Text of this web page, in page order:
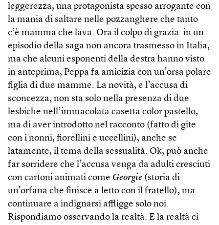
leggerezza, una protagonista spesso arrogante con
la mania di saltare nelle pozzanghere che tanto
c’è mamma che lava. Ora il colpo di grazia: in un
episodio della saga non ancora trasmesso in Italia,
ma che alcuni esponenti della destra hanno visto
in anteprima, Peppa fa amicizia con un’orsa polare
figlia di due mamme. La novità, e l’accusa di
sconcezza, non sta solo nella presenza di due
lesbiche nell’immacolata casetta color pastello,
ma di aver introdotto nel racconto (fatto di gite
con i nonni, fiorellini e uccellini), anche se
latamente, il tema della sessualità. Ok, può anche
far sorridere che l’accusa venga da adulti cresciuti
con cartoni animati come Georgie (storia di
un’orfana che finisce a letto con il fratello), ma
continuare a indignarsi affligge solo noi.
Rispondiamo osservando la realtà. E la realtà ci